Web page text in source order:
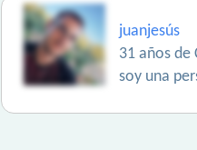
juanjesús
31 años de
soy una